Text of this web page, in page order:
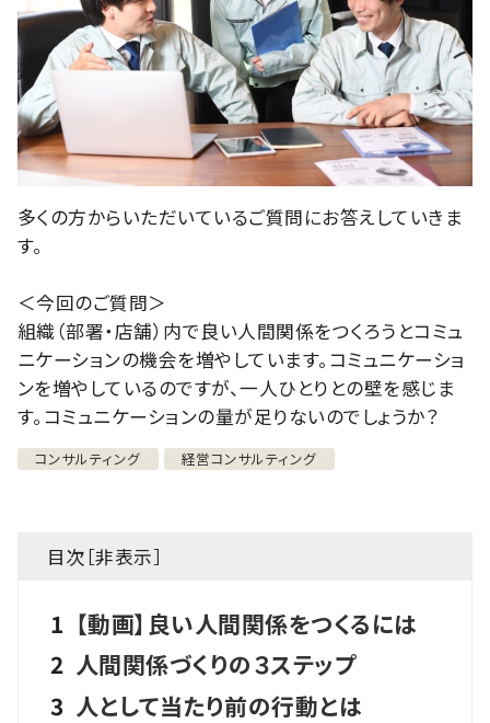
多くの方からいただいているご質問にお答えしていきま
す。
＜今回のご質問＞
組織（部署・店舗）内で良い人間関係をつくろうとコミュ
ニケーションの機会を増やしています。コミュニケーショ
ンを増やしているのですが、一人ひとりとの壁を感じま
す。コミュニケーションの量が足りないのでしょうか？
コンサルティング 経営コンサルティング
目次［非表示］
1 【動画】良い人間関係をつくるには
2 人間関係づくりの３ステップ
3 人として当たり前の行動とは